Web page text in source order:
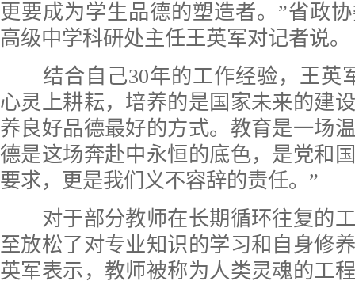
更要成为学生品德的塑造者。”省政
高级中学科研处主任王英军对记者说。
结合自己30年的工作经验，王英
心灵上耕耘，培养的是国家未来的建
养良好品德最好的方式。教育是一场
德是这场奔赴中永恒的底色，是党和
要求，更是我们义不容辞的责任。”
对于部分教师在长期循环往复的工
至放松了对专业知识的学习和自身修
英军表示，教师被称为人类灵魂的工